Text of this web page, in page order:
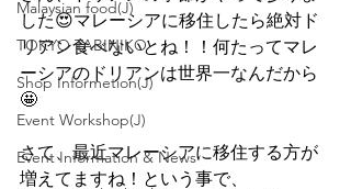
Malaysian food(J)
TOKYO TABINIKO
Shop Informetion(J)
Event Workshop(J)
Event Information & News
した😍マレーシアに移住したら絶対ド
リアン食べないとね！！何たってマレ
ーシアのドリアンは世界一なんだから
🤩
さて、最近マレーシアに移住する方が
増えてますね！という事で、